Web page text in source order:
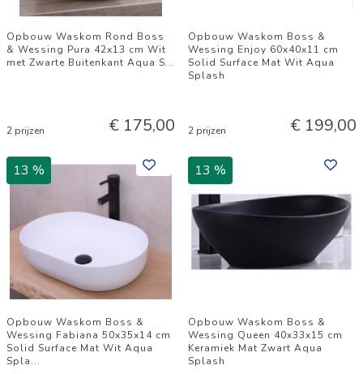
Opbouw Waskom Rond Boss
& Wessing Pura 42x13 cm Wit
met Zwarte Buitenkant Aqua S...
2 prijzen € 175,00
Opbouw Waskom Boss &
Wessing Enjoy 60x40x11 cm
Solid Surface Mat Wit Aqua
Splash
2 prijzen € 199,00
13 %
Opbouw Waskom Boss &
Wessing Fabiana 50x35x14 cm
Solid Surface Mat Wit Aqua
Spla...
13 %
Opbouw Waskom Boss &
Wessing Queen 40x33x15 cm
Keramiek Mat Zwart Aqua
Splash